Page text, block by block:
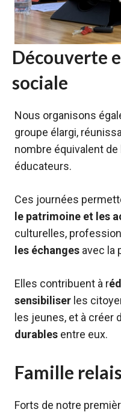
Découverte
sociale
Nous organisons
groupe élargi,
nombre équivalent
éducateurs.
Ces journées
le patrimoine et les
culturelles,
les échanges avec la
Elles contribuent à r
sensibiliser les
les jeunes, et à créer
durables entre eux.
Famille relais
Forts de notre